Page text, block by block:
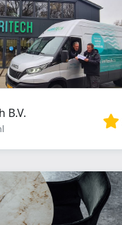
B.V.